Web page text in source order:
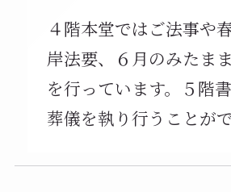
４階本堂ではご法事や
岸法要、６月のみたま
を行っています。５階
葬儀を執り行うことがで